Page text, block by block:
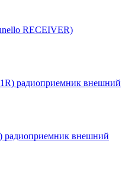
RECEIVER)
радиоприемник внешний
внешний